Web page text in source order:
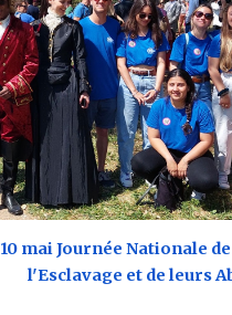
10 maiJournée Nationale
l'Esclavage et de leurs